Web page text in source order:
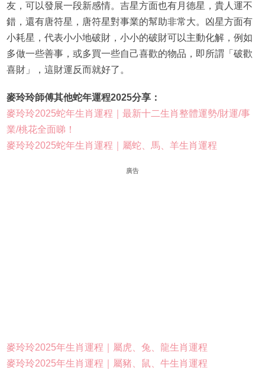
友，可以發展一段新感情。吉星方面也有月德星，貴人運不
錯，還有唐符星，唐符星對事業的幫助非常大。凶星方面有
小耗星，代表小小地破財，小小的破財可以主動化解，例如
多做一些善事，或多買一些自己喜歡的物品，即所謂「破歡
喜財」，這財運反而就好了。
麥玲玲師傅其他蛇年運程2025分享：
麥玲玲2025蛇年生肖運程｜最新十二生肖整體運勢/財運/事
業/桃花全面睇！
麥玲玲2025蛇年生肖運程｜屬蛇、馬、羊生肖運程
廣告
麥玲玲2025年生肖運程｜屬虎、兔、龍生肖運程
麥玲玲2025年生肖運程｜屬豬、鼠、牛生肖運程